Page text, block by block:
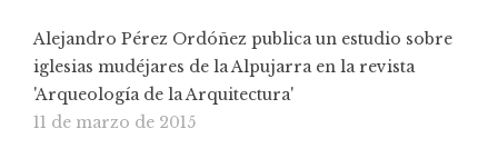
Alejandro Pérez Ordóñez publica un estudio sobre
iglesias mudéjares de la Alpujarra en la revista
'Arqueología de la Arquitectura'
11 de marzo de 2015